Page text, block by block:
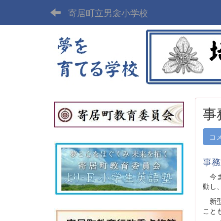
寄居町立男衾小学校
事
コ
事
今
動し
新
こと